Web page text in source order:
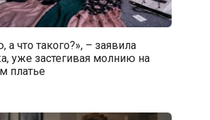
что такого?», – заявила
уже застегивая молнию на
платье